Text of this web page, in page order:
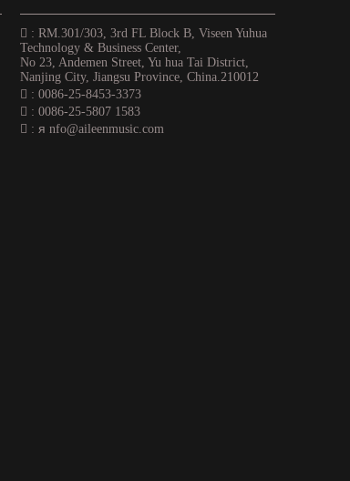
 : RM.301/303, 3rd FL Block B, Viseen Yuhua
Technology & Business Center,
No 23, Andemen Street, Yu hua Tai District,
Nanjing City, Jiangsu Province, China.210012
 : 0086-25-8453-3373
 : 0086-25-5807 1583
 : я nfo@aileenmusic.com